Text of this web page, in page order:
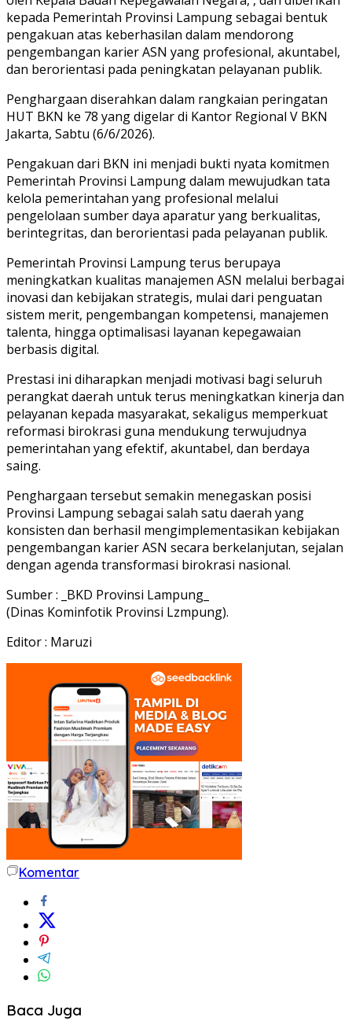
kepada Pemerintah Provinsi Lampung sebagai bentuk
pengakuan atas keberhasilan dalam mendorong
pengembangan karier ASN yang profesional, akuntabel,
dan berorientasi pada peningkatan pelayanan publik.
Penghargaan diserahkan dalam rangkaian peringatan
HUT BKN ke 78 yang digelar di Kantor Regional V BKN
Jakarta, Sabtu (6/6/2026).
Pengakuan dari BKN ini menjadi bukti nyata komitmen
Pemerintah Provinsi Lampung dalam mewujudkan tata
kelola pemerintahan yang profesional melalui
pengelolaan sumber daya aparatur yang berkualitas,
berintegritas, dan berorientasi pada pelayanan publik.
Pemerintah Provinsi Lampung terus berupaya
meningkatkan kualitas manajemen ASN melalui berbagai
inovasi dan kebijakan strategis, mulai dari penguatan
sistem merit, pengembangan kompetensi, manajemen
talenta, hingga optimalisasi layanan kepegawaian
berbasis digital.
Prestasi ini diharapkan menjadi motivasi bagi seluruh
perangkat daerah untuk terus meningkatkan kinerja dan
pelayanan kepada masyarakat, sekaligus memperkuat
reformasi birokrasi guna mendukung terwujudnya
pemerintahan yang efektif, akuntabel, dan berdaya
saing.
Penghargaan tersebut semakin menegaskan posisi
Provinsi Lampung sebagai salah satu daerah yang
konsisten dan berhasil mengimplementasikan kebijakan
pengembangan karier ASN secara berkelanjutan, sejalan
dengan agenda transformasi birokrasi nasional.
Sumber : _BKD Provinsi Lampung_
(Dinas Kominfotik Provinsi Lzmpung).
Editor : Maruzi
Komentar
Baca Juga